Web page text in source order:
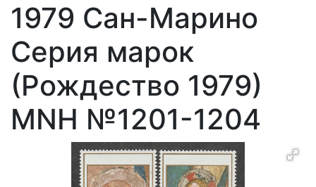
1979 Сан-Марино
Серия марок
(Рождество 1979)
MNH №1201-1204